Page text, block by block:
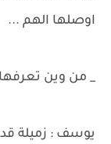
اوصلها الهم ...
_ من وين
يوسف : زميلة